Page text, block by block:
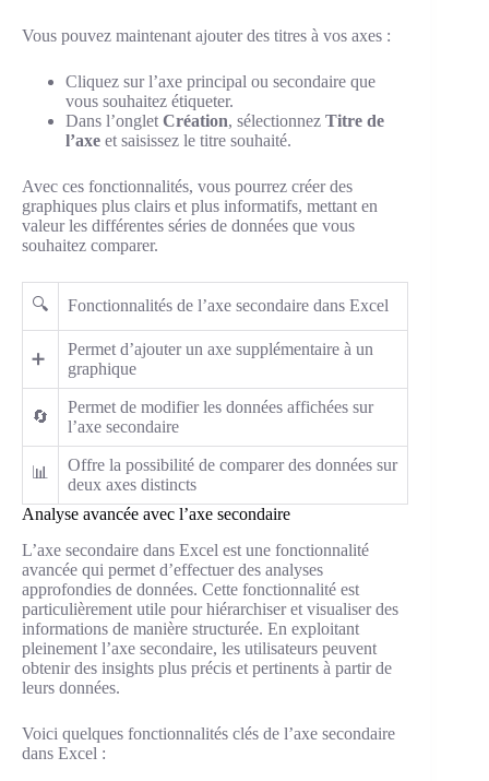
Vous pouvez maintenant ajouter des titres à vos axes :
Cliquez sur l’axe principal ou secondaire que
vous souhaitez étiqueter.
Dans l’onglet Création, sélectionnez Titre de
l’axe et saisissez le titre souhaité.
Avec ces fonctionnalités, vous pourrez créer des
graphiques plus clairs et plus informatifs, mettant en
valeur les différentes séries de données que vous
souhaitez comparer.
🔍 Fonctionnalités de l’axe secondaire dans Excel
➕
Permet d’ajouter un axe supplémentaire à un
graphique
🔄
Permet de modifier les données affichées sur
l’axe secondaire
📊
Offre la possibilité de comparer des données sur
deux axes distincts
Analyse avancée avec l’axe secondaire
L’axe secondaire dans Excel est une fonctionnalité
avancée qui permet d’effectuer des analyses
approfondies de données. Cette fonctionnalité est
particulièrement utile pour hiérarchiser et visualiser des
informations de manière structurée. En exploitant
pleinement l’axe secondaire, les utilisateurs peuvent
obtenir des insights plus précis et pertinents à partir de
leurs données.
Voici quelques fonctionnalités clés de l’axe secondaire
dans Excel :